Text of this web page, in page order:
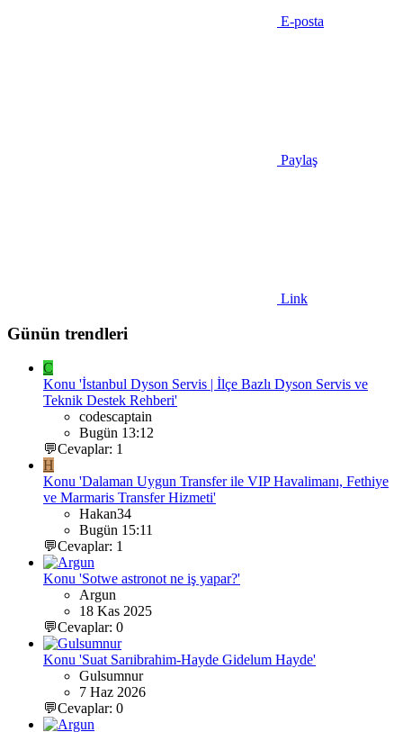
E-posta
Paylaş
Link
Günün trendleri
C
Konu 'İstanbul Dyson Servis | İlçe Bazlı Dyson Servis ve
Teknik Destek Rehberi'
codescaptain
Bugün 13:12
💬Cevaplar: 1
H
Konu 'Dalaman Uygun Transfer ile VIP Havalimanı, Fethiye
ve Marmaris Transfer Hizmeti'
Hakan34
Bugün 15:11
💬Cevaplar: 1
Konu 'Sotwe astronot ne iş yapar?'
Argun
18 Kas 2025
💬Cevaplar: 0
Konu 'Suat Sarıibrahim-Hayde Gidelum Hayde'
Gulsumnur
7 Haz 2026
💬Cevaplar: 0